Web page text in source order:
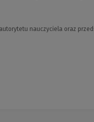
nauczyciela oraz